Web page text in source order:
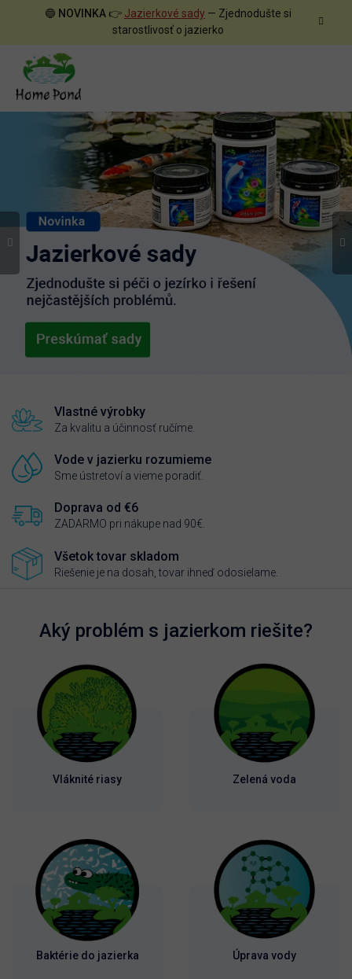
🔵 NOVINKA 👉 Jazierkové sady — Zjednodušte si
starostlivosť o jazierko
Predchádzajúce
Vlastné výrobky
Za kvalitu a účinnosť ručíme.
Vode v jazierku rozumieme
Sme ústretoví a vieme poradiť.
Doprava od €6
ZADARMO pri nákupe nad 90€.
Všetok tovar skladom
Riešenie je na dosah, tovar ihneď odosielame.
Aký problém s jazierkom riešite?
Vláknité riasy Zelená voda
Baktérie do jazierka Úprava vody